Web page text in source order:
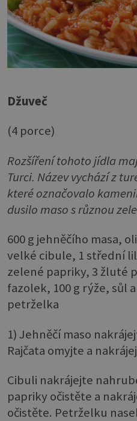
Džuveč
(4 porce)
Rozšíření tohoto jídla
Turci. Název vychází z
které označovalo
dusilo maso s různou
600 g jehněčího masa,
velké cibule, 1 střední
zelené papriky, 3 žluté
fazolek, 100 g rýže, sůl
petrželka
1) Jehněčí maso
Rajčata omyjte a
Cibuli nakrájejte
papriky očistěte a
očistěte. Petrželku